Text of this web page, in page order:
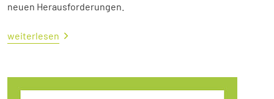
neuen Herausforderungen.
weiterlesen